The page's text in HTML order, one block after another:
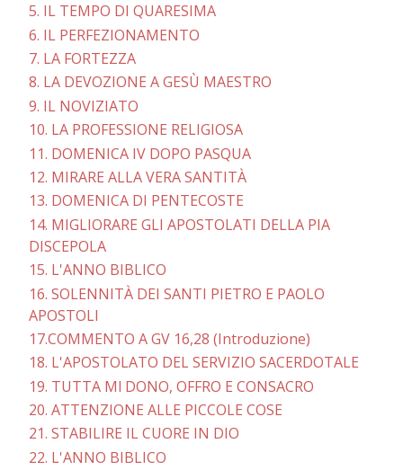
5. IL TEMPO DI QUARESIMA
6. IL PERFEZIONAMENTO
7. LA FORTEZZA
8. LA DEVOZIONE A GESÙ MAESTRO
9. IL NOVIZIATO
10. LA PROFESSIONE RELIGIOSA
11. DOMENICA IV DOPO PASQUA
12. MIRARE ALLA VERA SANTITÀ
13. DOMENICA DI PENTECOSTE
14. MIGLIORARE GLI APOSTOLATI DELLA PIA
DISCEPOLA
15. L'ANNO BIBLICO
16. SOLENNITÀ DEI SANTI PIETRO E PAOLO
APOSTOLI
17.COMMENTO A GV 16,28 (Introduzione)
18. L'APOSTOLATO DEL SERVIZIO SACERDOTALE
19. TUTTA Ml DONO, OFFRO E CONSACRO
20. ATTENZIONE ALLE PICCOLE COSE
21. STABILIRE IL CUORE IN DIO
22. L'ANNO BIBLICO